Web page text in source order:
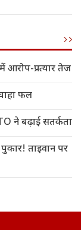
आरोप-प्रत्यार तेज
फल
ने बढ़ाई सतर्कता
ताइवान पर